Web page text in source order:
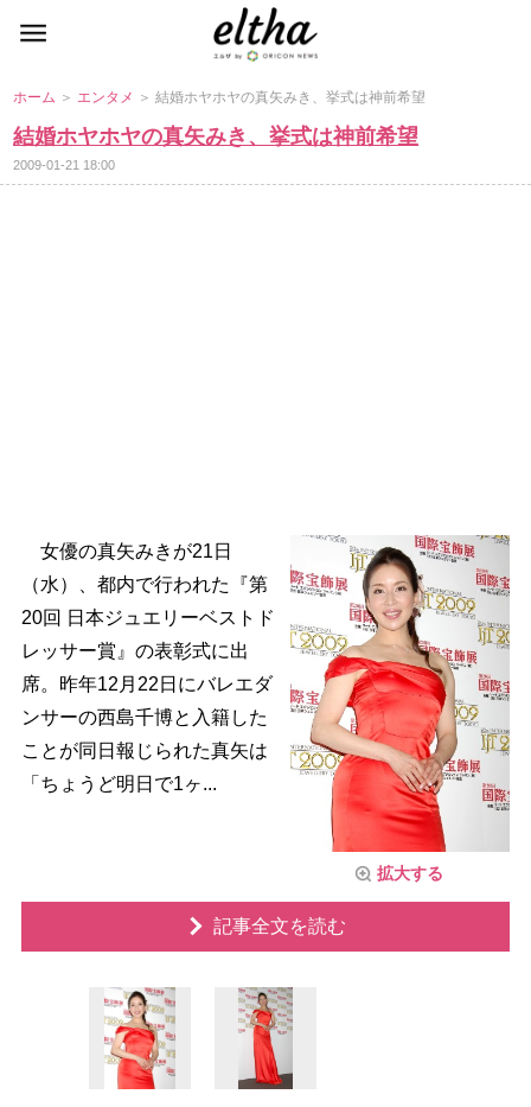
ホーム ＞ エンタメ ＞ 結婚ホヤホヤの真矢みき、挙式は神前希望
結婚ホヤホヤの真矢みき、挙式は神前希望
2009-01-21 18:00
拡大する
女優の真矢みきが21日
（水）、都内で行われた『第
20回 日本ジュエリーベストド
レッサー賞』の表彰式に出
席。昨年12月22日にバレエダ
ンサーの西島千博と入籍した
ことが同日報じられた真矢は
「ちょうど明日で1ヶ...
記事全文を読む